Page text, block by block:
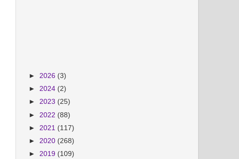
► 2026 (3)
► 2024 (2)
► 2023 (25)
► 2022 (88)
► 2021 (117)
► 2020 (268)
► 2019 (109)